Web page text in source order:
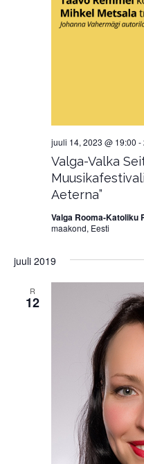
Valga-Valka
Aeterna”
juuli 14, 2023 @ 19:00 -
Valga Rooma-Katoliku
maakond, Eesti
juuli 2019
R
12